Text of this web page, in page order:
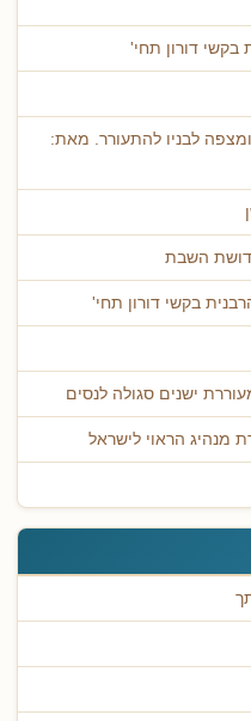
דורון תחי'
לבניו להתעורר. מאת:
השבת
בקשי דורון תחי'
ישנים סגולה לנסים
מנהיג הראוי לישראל